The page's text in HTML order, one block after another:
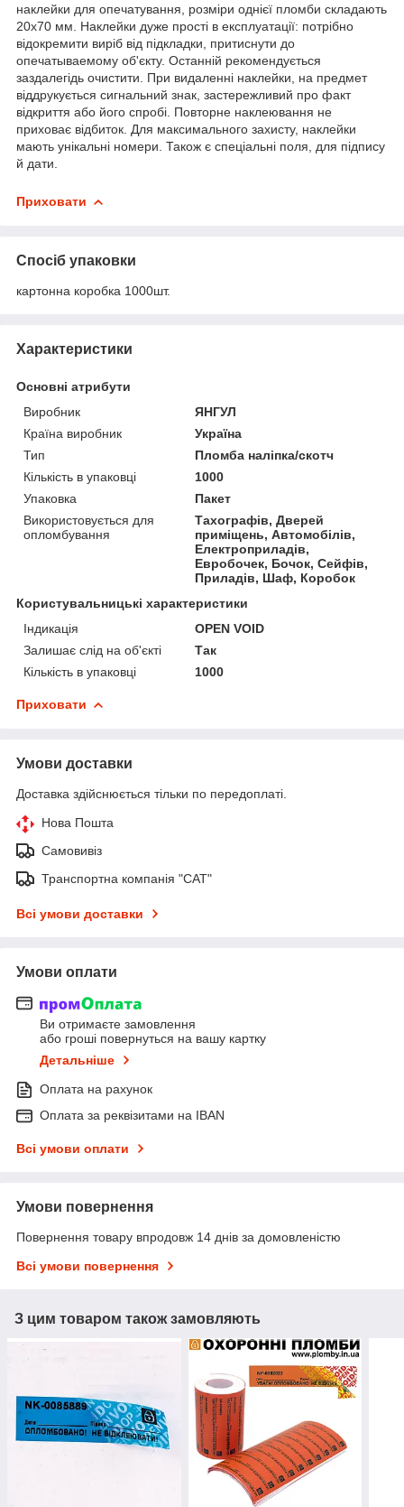
наклейки для опечатування, розміри однієї пломби складають
20х70 мм. Наклейки дуже прості в експлуатації: потрібно
відокремити виріб від підкладки, притиснути до
опечатываемому об'єкту. Останній рекомендується
заздалегідь очистити. При видаленні наклейки, на предмет
віддрукується сигнальний знак, застережливий про факт
відкриття або його спробі. Повторне наклеювання не
приховає відбиток. Для максимального захисту, наклейки
мають унікальні номери. Також є спеціальні поля, для підпису
й дати.
Приховати
Спосіб упаковки
картонна коробка 1000шт.
Характеристики
Основні атрибути
Виробник
ЯНГУЛ
Країна виробник
Україна
Тип
Пломба наліпка/скотч
Кількість в упаковці
1000
Упаковка
Пакет
Використовується для
опломбування
Тахографів, Дверей
приміщень, Автомобілів,
Електроприладів,
Евробочек, Бочок, Сейфів,
Приладів, Шаф, Коробок
Користувальницькі характеристики
Індикація
OPEN VOID
Залишає слід на об'єкті
Так
Кількість в упаковці
1000
Приховати
Умови доставки
Доставка здійснюється тільки по передоплаті.
Нова Пошта
Самовивіз
Транспортна компанія "САТ"
Всі умови доставки
Умови оплати
Ви отримаєте замовлення
або гроші повернуться на вашу картку
Детальніше
Оплата на рахунок
Оплата за реквізитами на IBAN
Всі умови оплати
Умови повернення
Повернення товару впродовж 14 днів за домовленістю
Всі умови повернення
З цим товаром також замовляють